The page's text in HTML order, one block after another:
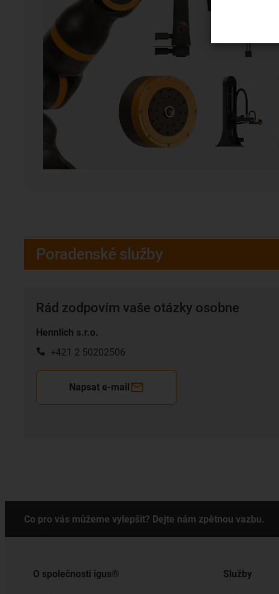
Poradenské služby
Rád zodpovím vaše otázky osobne
Hennlich s.r.o.
+421 2 50202506
Napsat e-mail
Co pro vás můžeme vylepšit? Dejte nám zpětnou vazbu.
O společnosti igus® Služby